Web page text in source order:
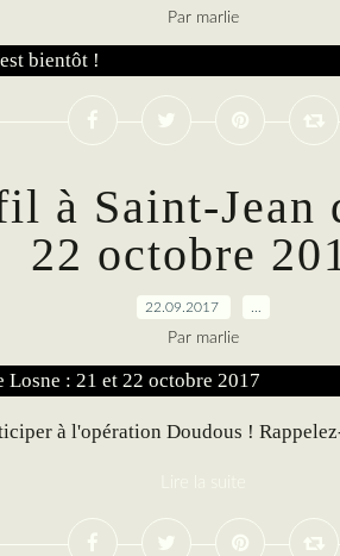
Par marlie
à Saint-Jean
22 octobre
22.09.2017
Par marlie
à l'opération Doudous !